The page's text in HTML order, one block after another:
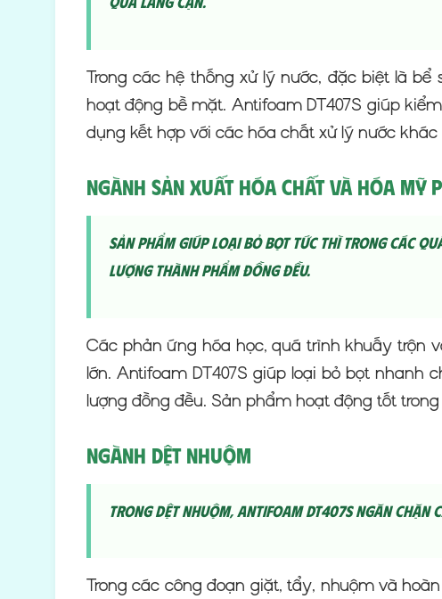
Trong các hệ thống xử lý nước, đặc biệt là
hoạt động bề mặt. Antifoam DT407S giúp
dụng kết hợp với các hóa chất xử lý nước
Ngành Sản Xuất Hóa Chất và Hóa Mỹ
Sản phẩm giúp loại bỏ bọt tức thì trong các
lượng thành phẩm đồng đều.
Các phản ứng hóa học, quá trình khuấy trộn
lớn. Antifoam DT407S giúp loại bỏ bọt
lượng đồng đều. Sản phẩm hoạt động tốt
Ngành Dệt Nhuộm
Trong dệt nhuộm, Antifoam DT407S ngăn
Trong các công đoạn giặt, tẩy, nhuộm và